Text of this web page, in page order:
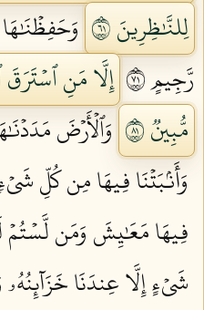
لِلنَّٰظِرِينَ ١٦
رَّجِيمٍ ١٧
إِلَّا مَنِ
مُّبِينٞ ١٨
وَٱلۡأَرۡضَ
وَأَنۢبَتۡنَا فِيهَا مِن كُلِّ
فِيهَا مَعَٰيِشَ وَمَن لَّسۡتُمۡ
شَيۡءٍ إِلَّا عِندَنَا خَزَآئِنُهُۥ